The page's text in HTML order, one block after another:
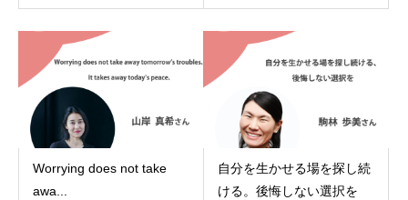
Worrying does not take
awa...
自分を生かせる場を探し続
ける。後悔しない選択を